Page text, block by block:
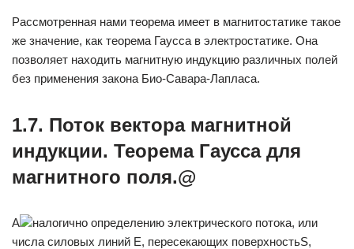
Рассмотренная нами теорема имеет в магнитостатике такое
же значение, как теорема Гаусса в электростатике. Она
позволяет находить магнитную индукцию различных полей
без применения закона Био-Савара-Лапласа.
1.7. Поток вектора магнитной
индукции. Теорема Гаусса для
магнитного поля.@
А
налогично определению электрического потока, или
числа силовых линий Е, пересекающих поверхностьS,